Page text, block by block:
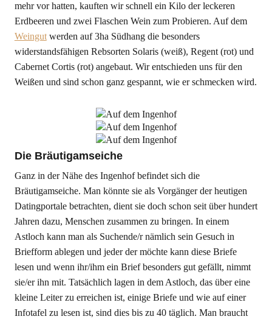
mehr vor hatten, kauften wir schnell ein Kilo der leckeren
Erdbeeren und zwei Flaschen Wein zum Probieren. Auf dem
Weingutwerden auf 3ha Südhang die besonders
widerstandsfähigen Rebsorten Solaris (weiß), Regent (rot) und
Cabernet Cortis (rot) angebaut. Wir entschieden uns für den
Weißen und sind schon ganz gespannt, wie er schmecken wird.
Die Bräutigamseiche
Ganz in der Nähe des Ingenhof befindet sich die
Bräutigamseiche. Man könnte sie als Vorgänger der heutigen
Datingportale betrachten, dient sie doch schon seit über hundert
Jahren dazu, Menschen zusammen zu bringen. In einem
Astloch kann man als Suchende/r nämlich sein Gesuch in
Briefform ablegen und jeder der möchte kann diese Briefe
lesen und wenn ihr/ihm ein Brief besonders gut gefällt, nimmt
sie/er ihn mit. Tatsächlich lagen in dem Astloch, das über eine
kleine Leiter zu erreichen ist, einige Briefe und wie auf einer
Infotafel zu lesen ist, sind dies bis zu 40 täglich. Man braucht